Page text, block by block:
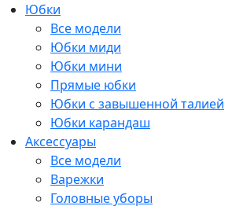
Юбки
Все модели
Юбки миди
Юбки мини
Прямые юбки
Юбки с завышенной талией
Юбки карандаш
Аксессуары
Все модели
Варежки
Головные уборы